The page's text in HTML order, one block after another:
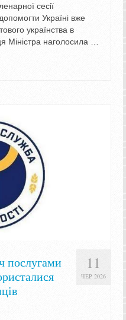
сесії
Україні вже
українства в
Міністра наголосила …
11
ЧЕР 2026
послугами